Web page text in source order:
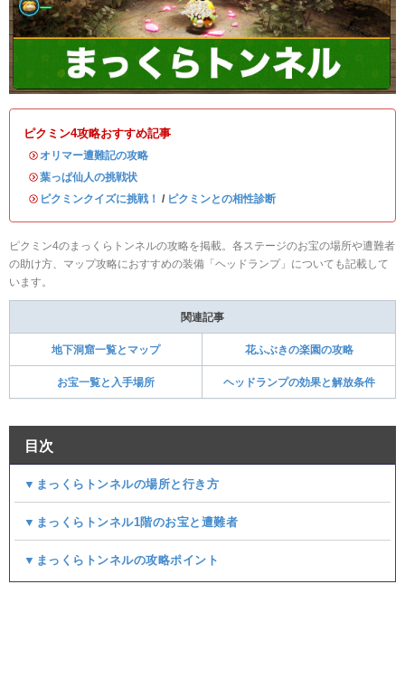
ピクミン4攻略おすすめ記事
・ オリマー遭難記の攻略
・葉っぱ仙人の挑戦状
・ ピクミンクイズに挑戦！ / ピクミンとの相性診断
ピクミン4のまっくらトンネルの攻略を掲載。各ステージのお宝の場所や遭難者
の助け方、マップ攻略におすすめの装備「ヘッドランプ」についても記載して
います。
関連記事
地下洞窟一覧とマップ 花ふぶきの楽園の攻略
お宝一覧と入手場所 ヘッドランプの効果と解放条件
目次
▼まっくらトンネルの場所と行き方
▼まっくらトンネル1階のお宝と遭難者
▼まっくらトンネルの攻略ポイント